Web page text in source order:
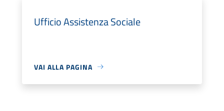
Ufficio Assistenza Sociale
VAI ALLA PAGINA